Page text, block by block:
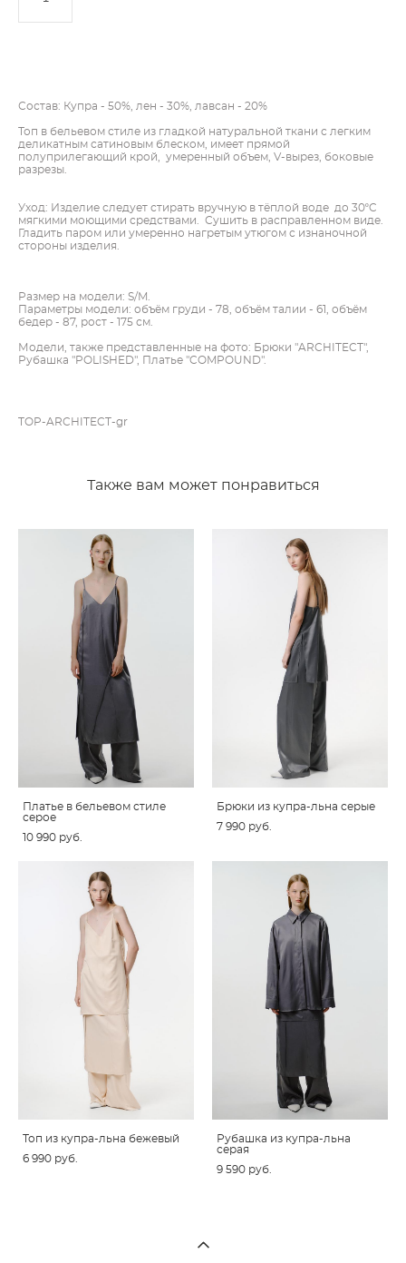
Состав: Купра - 50%, лен - 30%, лавсан - 20%
Топ в бельевом стиле из гладкой натуральной ткани с легким
деликатным сатиновым блеском, имеет прямой
полуприлегающий крой, умеренный объем, V-вырез, боковые
разрезы.
Уход: Изделие следует стирать вручную в тёплой воде до 30ºC
мягкими моющими средствами. Сушить в расправленном виде.
Гладить паром или умеренно нагретым утюгом с изнаночной
стороны изделия.
Размер на модели: S/M.
Параметры модели: объём груди - 78, объём талии - 61, объём
бедер - 87, рост - 175 см.
Модели, также представленные на фото: Брюки "ARCHITECT",
Рубашка "POLISHED", Платье "COMPOUND".
TOP-ARCHITECT-gr
Также вам может понравиться
Платье в бельевом стиле
серое
10 990 pуб.
Брюки из купра-льна серые
7 990 pуб.
Топ из купра-льна бежевый
6 990 pуб.
Рубашка из купра-льна
серая
9 590 pуб.